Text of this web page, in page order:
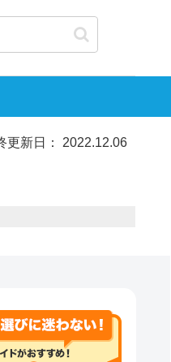
更新日： 2022.12.06